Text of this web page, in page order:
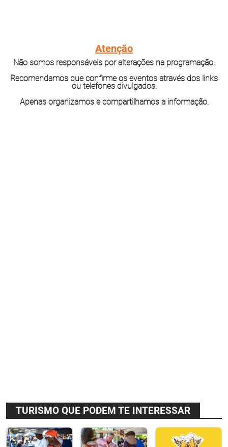
Atenção
Não somos responsáveis por alterações na programação.
Recomendamos que confirme os eventos através dos links
ou telefones divulgados.
Apenas organizamos e compartilhamos a informação.
TURISMO QUE PODEM TE INTERESSAR